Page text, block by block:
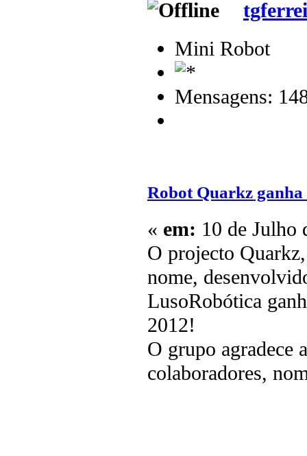
Mini Robot
Mensagens:
Robot Quarkz
« em: 10 de Julho
O projecto
nome,
LusoRobótica
2012!
O grupo agradece
colaboradores,